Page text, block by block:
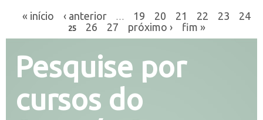
« início
‹ anterior 19 20 21 22 23 24
25 26 27 próximo › fim »
Pesquise por
cursos do